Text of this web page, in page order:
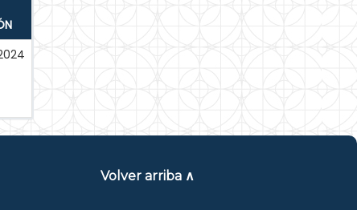
Volver arriba ∧